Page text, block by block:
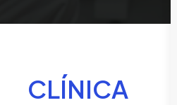
CLÍNICA